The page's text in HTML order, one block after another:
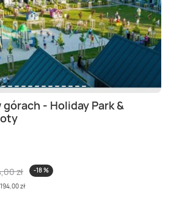
- Holiday Park &
zł
-18 %
zł